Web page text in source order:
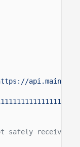
api.mainnet-
safely receive